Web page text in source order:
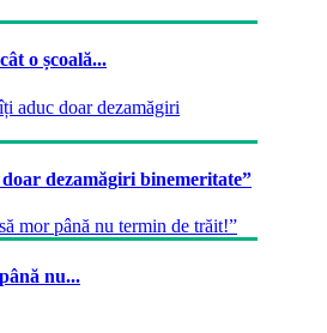
o școală...
dezamăgiri binemeritate”
nu...